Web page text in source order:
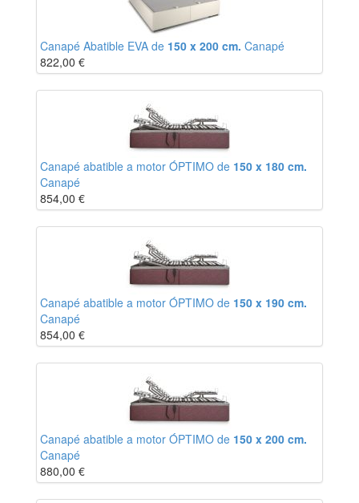
Canapé Abatible EVA de 150 x 200 cm. Canapé
822,00 €
Canapé abatible a motor ÓPTIMO de 150 x 180 cm.
Canapé
854,00 €
Canapé abatible a motor ÓPTIMO de 150 x 190 cm.
Canapé
854,00 €
Canapé abatible a motor ÓPTIMO de 150 x 200 cm.
Canapé
880,00 €